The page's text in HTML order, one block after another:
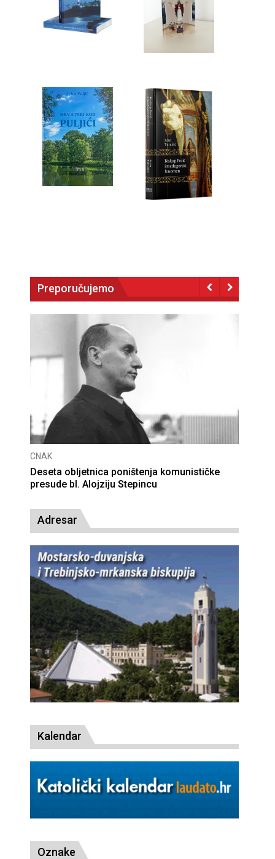
Preporučujemo
CNAK
Deseta obljetnica poništenja komunističke
presude bl. Alojziju Stepincu
Adresar
Kalendar
Oznake